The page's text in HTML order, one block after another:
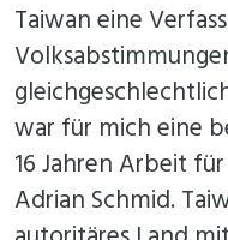
Taiwan eine
war für mich eine
16 Jahren Arbeit
Adrian Schmid.